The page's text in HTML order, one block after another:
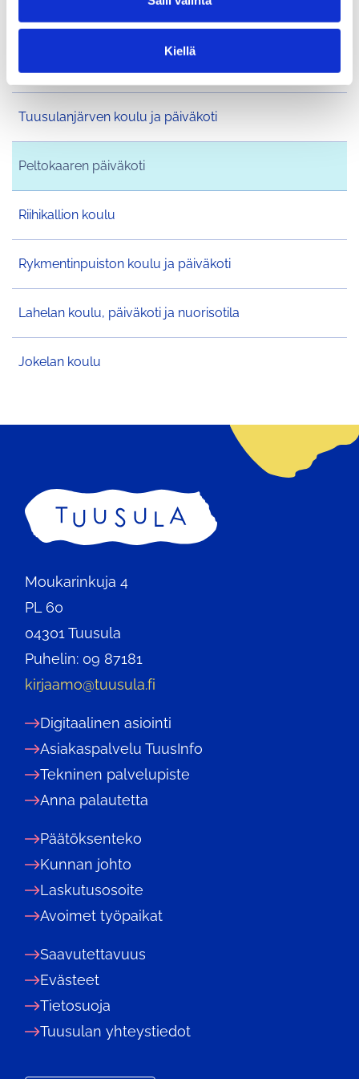
Kiellä
Päiväkoti Martta Wendelin
Lukio ja kulttuuritalo Monio
Tuusulanjärven koulu ja päiväkoti
Peltokaaren päiväkoti
Riihikallion koulu
Rykmentinpuiston koulu ja päiväkoti
Lahelan koulu, päiväkoti ja nuorisotila
Jokelan koulu
Etusivu
Moukarinkuja 4
PL 60
04301 Tuusula
Puhelin: 09 87181
kirjaamo@tuusula.fi
Digitaalinen asiointi
Asiakaspalvelu TuusInfo
Tekninen palvelupiste
Anna palautetta
Päätöksenteko
Kunnan johto
Laskutusosoite
Avoimet työpaikat
Saavutettavuus
Evästeet
Tietosuoja
Tuusulan yhteystiedot